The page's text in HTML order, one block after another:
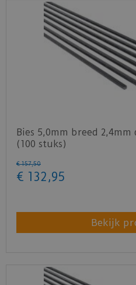
Bies 5,0mm breed
(100 stuks)
€ 157,50
€ 132 ,95
Bekijk